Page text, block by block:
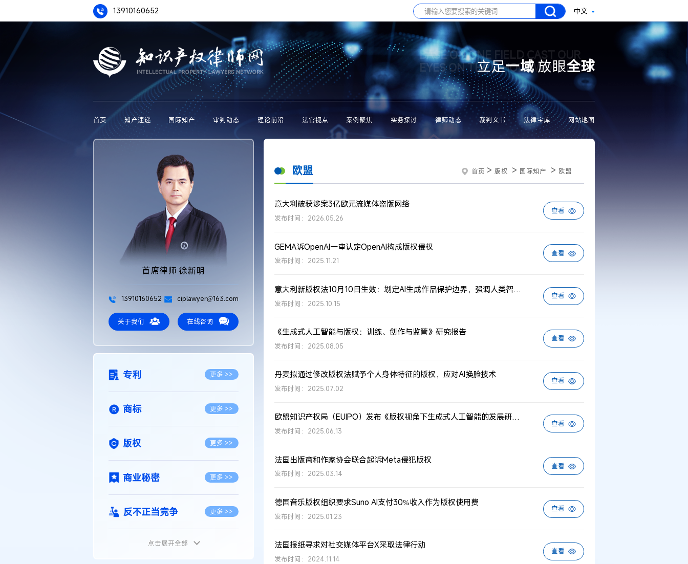
13910160652 中文
BASE ON ONE FIELD CAST OUR
EYES ON THE WHOLE WORLD
立足一域放眼全球
首页 知产速递 国际知产 审判动态 理论前沿 法官视点 案例聚焦 实务探讨 律师动态 裁判文书 法律宝库 网站地图
首席律师 徐新明
13910160652 ciplawyer@163.com
关于我们 在线咨询
专利 更多 >>
商标 更多 >>
版权 更多 >>
商业秘密 更多 >>
反不正当竞争 更多 >>
植物新品种点击展开全部
欧盟 首页 > 版权 > 国际知产 > 欧盟
意大利破获涉案3亿欧元流媒体盗版网络
发布时间：2026.05.26
查看
GEMA诉OpenAI一审认定OpenAI构成版权侵权
发布时间：2025.11.21
查看
意大利新版权法10月10日生效：划定AI生成作品保护边界，强调人类智力贡献核心地位
发布时间：2025.10.15
查看
《生成式人工智能与版权：训练、创作与监管》研究报告
发布时间：2025.08.05
查看
丹麦拟通过修改版权法赋予个人身体特征的版权，应对AI换脸技术
发布时间：2025.07.02
查看
欧盟知识产权局（EUIPO）发布《版权视角下生成式人工智能的发展研究》报告
发布时间：2025.06.13
查看
法国出版商和作家协会联合起诉Meta侵犯版权
发布时间：2025.03.14
查看
德国音乐版权组织要求Suno AI支付30%收入作为版权使用费
发布时间：2025.01.23
查看
法国报纸寻求对社交媒体平台X采取法律行动
发布时间：2024.11.14
查看